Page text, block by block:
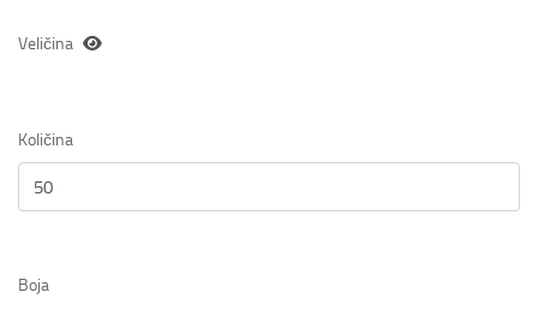
Veličina
Količina
Boja